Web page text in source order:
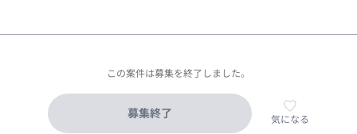
この案件は募集を終了しました。
募集終了 気になる